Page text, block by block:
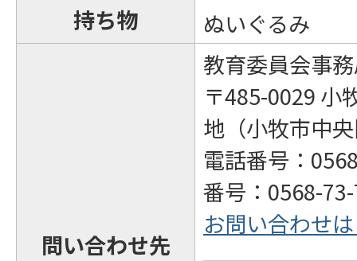
持ち物
ぬいぐるみ
問い合わせ先
教育委員会事
〒485-0029 小
地（小牧市中
電話番号：
番号：0568-
お問い合わせ